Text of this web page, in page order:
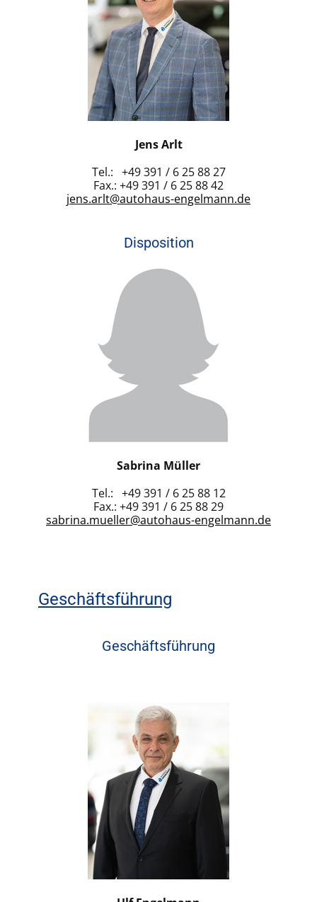
Jens Arlt
Tel.: +49 391 / 6 25 88 27
Fax.: +49 391 / 6 25 88 42
jens.arlt@autohaus-engelmann.de
Disposition
Sabrina Müller
Tel.: +49 391 / 6 25 88 12
Fax.: +49 391 / 6 25 88 29
sabrina.mueller@autohaus-engelmann.de
Geschäftsführung
Geschäftsführung